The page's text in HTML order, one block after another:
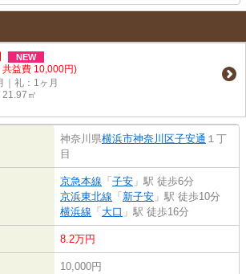
NEW
共益費 10,000円)
｜礼：1ヶ月
21.97㎡
神奈川県横浜市神奈川区子安通 １丁
目
京急本線 「 子安 」駅 徒歩6分
京浜東北線 「 新子安 」駅 徒歩10分
横浜線 「 大口 」駅 徒歩16分
8.2万円
10,000円